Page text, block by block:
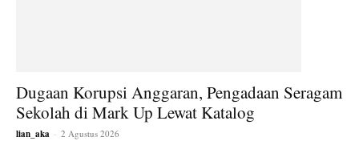
Dugaan Korupsi Anggaran, Pengadaan Seragam
Sekolah di Mark Up Lewat Katalog
lian_aka - 2 Agustus 2026